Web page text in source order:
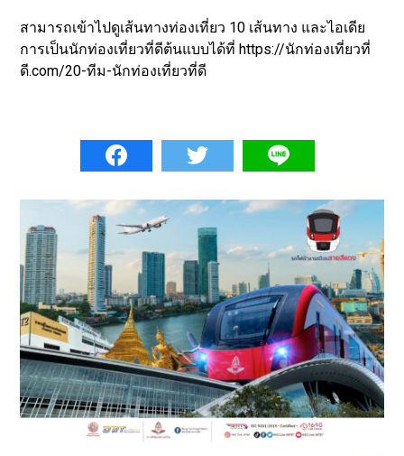
สามารถเข้าไปดูเส้นทางท่องเที่ยว 10 เส้นทาง และไอเดีย
การเป็นนักท่องเที่ยวที่ดีต้นแบบได้ที่ https://นักท่องเที่ยวที่
ดี.com/20-ทีม-นักท่องเที่ยวที่ดี